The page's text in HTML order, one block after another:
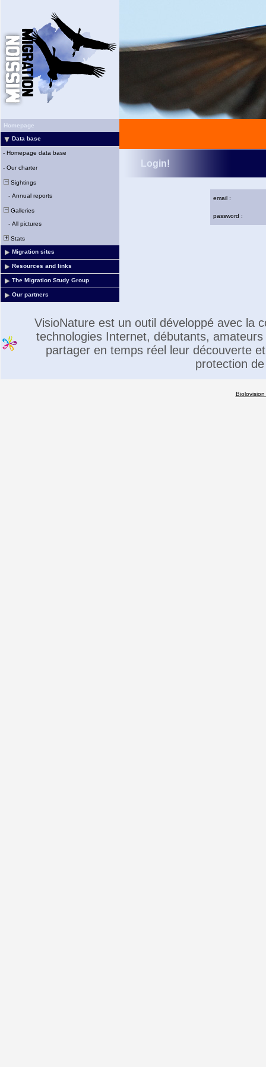
Homepage
Data base
- Homepage data base
- Our charter
Sightings
- Annual reports
Galleries
- All pictures
Stats
Migration sites
Resources and links
The Migration Study Group
Our partners
Login!
email :
password :
VisioNature est un outil développé avec la
technologies Internet, débutants,
partager en temps réel leur découverte
protection
Biolovision